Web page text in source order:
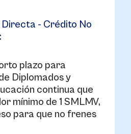
Directa - Crédito No
plazo para
Diplomados y
continua que
mínimo de 1 SMLMV,
para que no frenes